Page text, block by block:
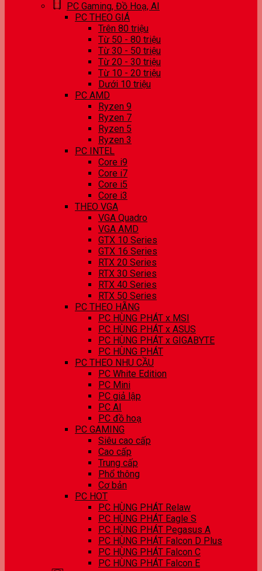
PC Gaming, Đồ Hoạ, AI
PC THEO GIÁ
Trên 80 triệu
Từ 50 - 80 triệu
Từ 30 - 50 triệu
Từ 20 - 30 triệu
Từ 10 - 20 triệu
Dưới 10 triệu
PC AMD
Ryzen 9
Ryzen 7
Ryzen 5
Ryzen 3
PC INTEL
Core i9
Core i7
Core i5
Core i3
THEO VGA
VGA Quadro
VGA AMD
GTX 10 Series
GTX 16 Series
RTX 20 Series
RTX 30 Series
RTX 40 Series
RTX 50 Series
PC THEO HÃNG
PC HÙNG PHÁT x MSI
PC HÙNG PHÁT x ASUS
PC HÙNG PHÁT x GIGABYTE
PC HÙNG PHÁT
PC THEO NHU CẦU
PC White Edition
PC Mini
PC giả lập
PC AI
PC đồ hoạ
PC GAMING
Siêu cao cấp
Cao cấp
Trung cấp
Phổ thông
Cơ bản
PC HOT
PC HÙNG PHÁT Relaw
PC HÙNG PHÁT Eagle S
PC HÙNG PHÁT Pegasus A
PC HÙNG PHÁT Falcon D Plus
PC HÙNG PHÁT Falcon C
PC HÙNG PHÁT Falcon E